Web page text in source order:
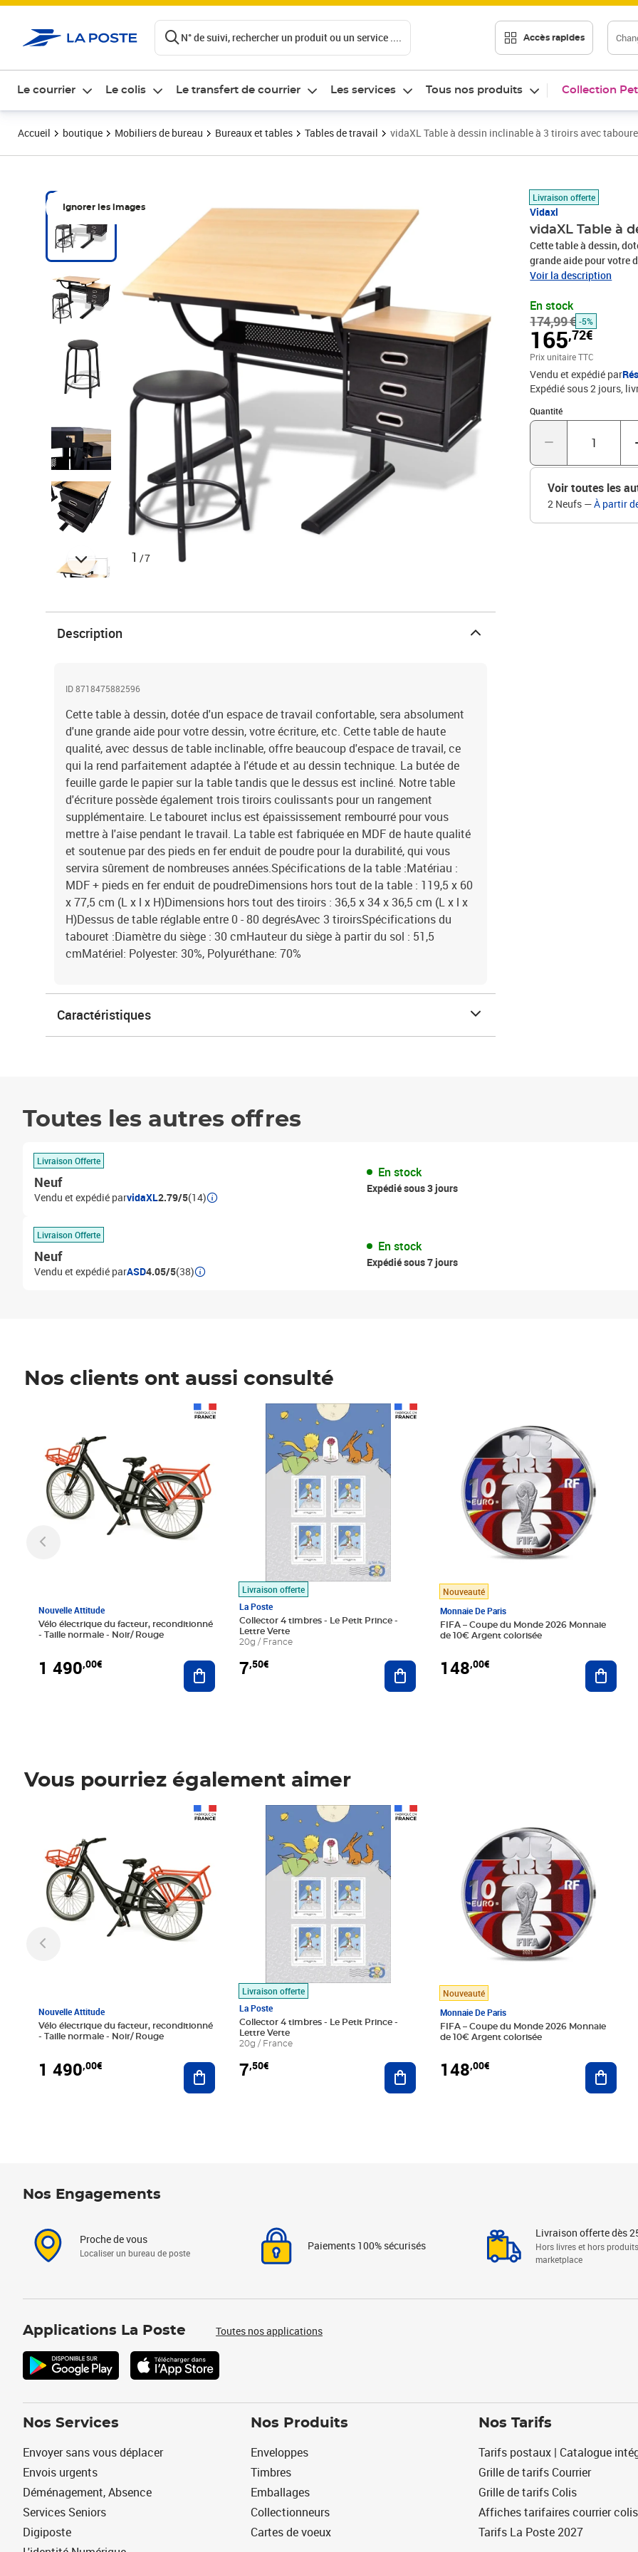
N° de suivi, rechercher un produit ou un service .... Accès rapides
Le courrier Le colis Le transfert de courrier Les services Tous nos produits Collection
Accueil boutique Mobiliers de bureau Bureaux et tables Tables de travail vidaXL Table à dessin inclinable à 3 tiroirs avec
Ignorer les images
1 /7
Livraison offerte
Vidaxl
vidaXL Table à
Cette table à dessin,
grande aide pour votre
dessus de table
papier sur la table
également trois tiroirs
inclus est
table est fabriquée en
poudre pour la
années.Spécifications
poudreDimensions hors
hors tout des tiroirs :
80 degrésAvec 3
du siège à partir du sol
Voir la description
En stock
174,99 €
Prix barré 174,99 €
-5%
165,72€
Prix 165,72€
Prix unitaire TTC
Vendu et expédié par
Expédié sous 2 jours
Quantité
Quantité : 1
Voir toutes les
2 Neufs —À partir
Description
ID 8718475882596
Cette table à dessin, dotée d'un espace de travail confortable, sera absolument
d'une grande aide pour votre dessin, votre écriture, etc. Cette table de haute
qualité, avec dessus de table inclinable, offre beaucoup d'espace de travail, ce
qui la rend parfaitement adaptée à l'étude et au dessin technique. La butée de
feuille garde le papier sur la table tandis que le dessus est incliné. Notre table
d'écriture possède également trois tiroirs coulissants pour un rangement
supplémentaire. Le tabouret inclus est épaississement rembourré pour vous
mettre à l'aise pendant le travail. La table est fabriquée en MDF de haute qualité
et soutenue par des pieds en fer enduit de poudre pour la durabilité, qui vous
servira sûrement de nombreuses années.Spécifications de la table :Matériau :
MDF + pieds en fer enduit de poudreDimensions hors tout de la table : 119,5 x 60
x 77,5 cm (L x l x H)Dimensions hors tout des tiroirs : 36,5 x 34 x 36,5 cm (L x l x
H)Dessus de table réglable entre 0 - 80 degrésAvec 3 tiroirsSpécifications du
tabouret :Diamètre du siège : 30 cmHauteur du siège à partir du sol : 51,5
cmMatériel: Polyester: 30%, Polyuréthane: 70%
Caractéristiques
Toutes les autres offres
Livraison Offerte
Neuf
Vendu et expédié parvidaXL2.79/5(14)
En stock
Expédié sous 3 jours
Livraison Offerte
Neuf
Vendu et expédié parASD4.05/5(38)
En stock
Expédié sous 7 jours
Nos clients ont aussi consulté
Nouvelle Attitude
Vélo électrique du facteur, reconditionné
- Taille normale - Noir/ Rouge
1 490,00€ Ajouter au panier
Livraison offerte
La Poste
Collector 4 timbres - Le Petit Prince -
Lettre Verte
20g / France
7,50€
Prix 7,50€
Ajouter au panier
Nouveauté
Monnaie De Paris
FIFA – Coupe du Monde 2026 Monnaie
de 10€ Argent colorisée
148,00€
Vous pourriez également aimer
Nouvelle Attitude
Vélo électrique du facteur, reconditionné
- Taille normale - Noir/ Rouge
1 490,00€ Ajouter au panier
Livraison offerte
La Poste
Collector 4 timbres - Le Petit Prince -
Lettre Verte
20g / France
7,50€
Prix 7,50€
Ajouter au panier
Nouveauté
Monnaie De Paris
FIFA – Coupe du Monde 2026 Monnaie
de 10€ Argent colorisée
148,00€
Nos Engagements
Proche de vous
Localiser un bureau de poste
Paiements 100% sécurisés
Livraison offerte dès
Hors livres et hors produits
marketplace
Applications La Poste Toutes nos applications
Nos Services
Envoyer sans vous déplacer
Envois urgents
Déménagement, Absence
Services Seniors
Digiposte
Nos Produits
Enveloppes
Timbres
Emballages
Collectionneurs
Cartes de voeux
Nos Tarifs
Tarifs postaux | Catalogue
Grille de tarifs Courrier
Grille de tarifs Colis
Affiches tarifaires courrier colis
Tarifs La Poste 2027